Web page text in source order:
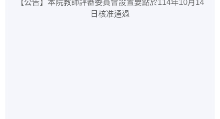
【公告】本院教師評審委員會設置要點於114年10月14
日核准通過